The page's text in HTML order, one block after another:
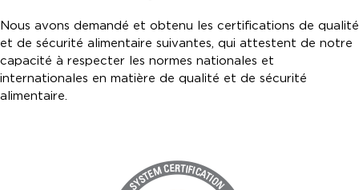
Nous avons demandé et obtenu les certifications de qualité
et de sécurité alimentaire suivantes, qui attestent de notre
capacité à respecter les normes nationales et
internationales en matière de qualité et de sécurité
alimentaire.